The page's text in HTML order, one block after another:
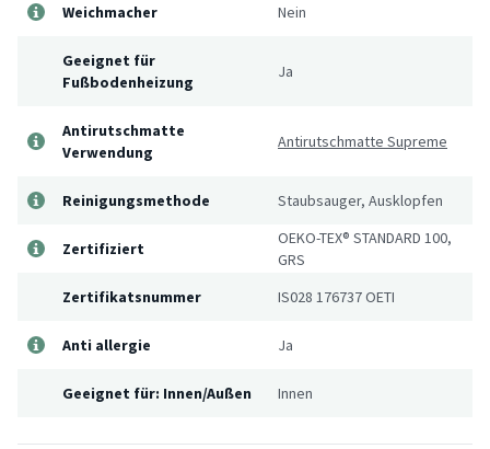
Weichmacher Nein
Geeignet für
Fußbodenheizung
Ja
Antirutschmatte
Verwendung
Antirutschmatte Supreme
Reinigungsmethode Staubsauger, Ausklopfen
Zertifiziert
OEKO-TEX® STANDARD 100,
GRS
Zertifikatsnummer
IS028 176737 OETI
Anti allergie Ja
Geeignet für: Innen/Außen Innen